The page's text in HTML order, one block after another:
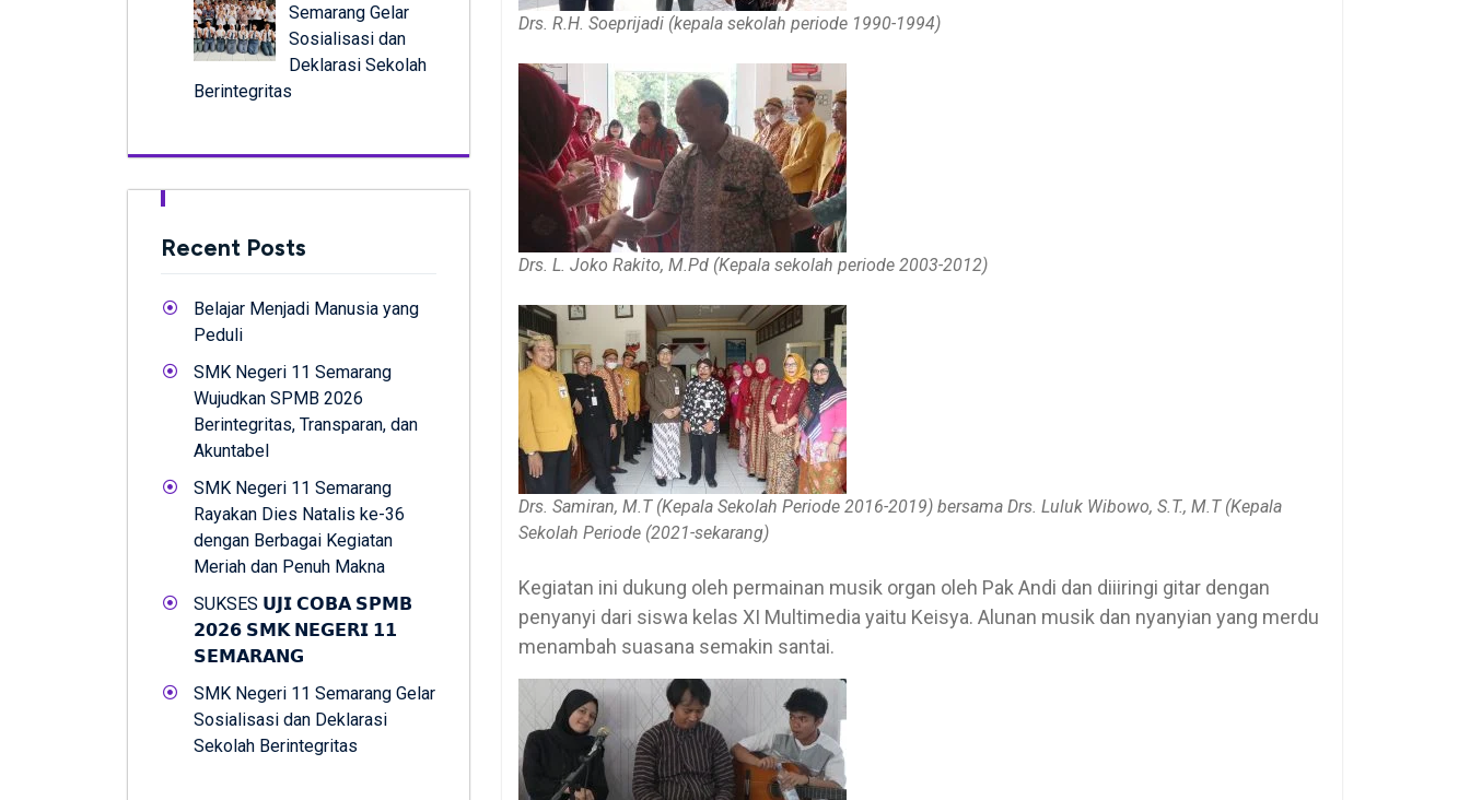
Drs. R.H. Soeprijadi (kepala sekolah periode 1990-1994)
Drs. L. Joko Rakito, M.Pd (Kepala sekolah periode 2003-2012)
Drs. Samiran, M.T (Kepala Sekolah Periode 2016-2019) bersama Drs. Luluk Wibowo, S.T., M.T (Kepala
Sekolah Periode (2021-sekarang)
Kegiatan ini dukung oleh permainan musik organ oleh Pak Andi dan diiiringi gitar dengan
penyanyi dari siswa kelas XI Multimedia yaitu Keisya. Alunan musik dan nyanyian yang merdu
menambah suasana semakin santai.
Semarang Gelar
Sosialisasi dan
Deklarasi Sekolah
Berintegritas
Recent Posts
Belajar Menjadi Manusia yang
Peduli
SMK Negeri 11 Semarang
Wujudkan SPMB 2026
Berintegritas, Transparan, dan
Akuntabel
SMK Negeri 11 Semarang
Rayakan Dies Natalis ke-36
dengan Berbagai Kegiatan
Meriah dan Penuh Makna
SUKSES 𝗨𝗝𝗜 𝗖𝗢𝗕𝗔 𝗦𝗣𝗠𝗕
𝟮𝟬𝟮𝟲 𝗦𝗠𝗞 𝗡𝗘𝗚𝗘𝗥𝗜 𝟭𝟭
𝗦𝗘𝗠𝗔𝗥𝗔𝗡𝗚
SMK Negeri 11 Semarang Gelar
Sosialisasi dan Deklarasi
Sekolah Berintegritas